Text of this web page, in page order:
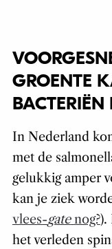
GROENTE
BACTERIËN
In Nederland
met de
gelukkig amper
kan je ziek
vlees-gatenog?).
het verleden